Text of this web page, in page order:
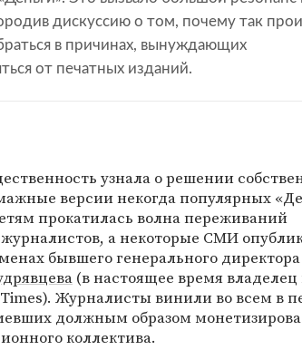
дискуссию о том, почему так
в причинах, вынуждающих
от печатных изданий.
узнала о решении
версии некогда популярных
прокатилась волна переживаний
а некоторые СМИ
бывшего генерального
(в настоящее время владелец
Журналисты винили во всем в
должным образом
коллектива.